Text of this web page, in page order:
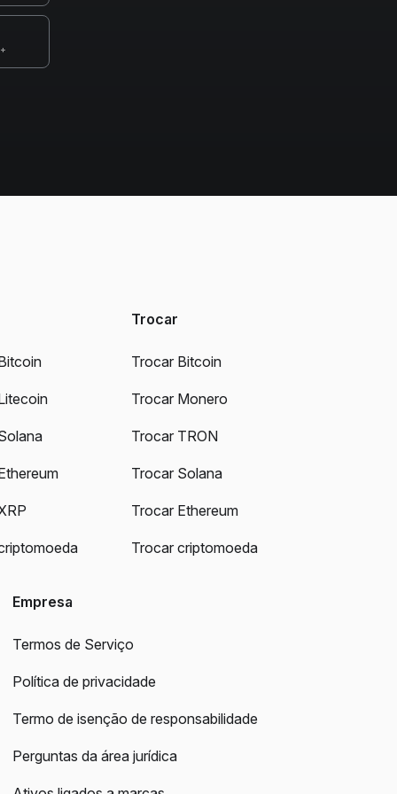
Trocar
Trocar Bitcoin
Trocar Monero
Trocar TRON
Trocar Solana
Trocar Ethereum
Trocar criptomoeda
Empresa
Termos de Serviço
Política de privacidade
Termo de isenção de responsabilidade
Perguntas da área jurídica